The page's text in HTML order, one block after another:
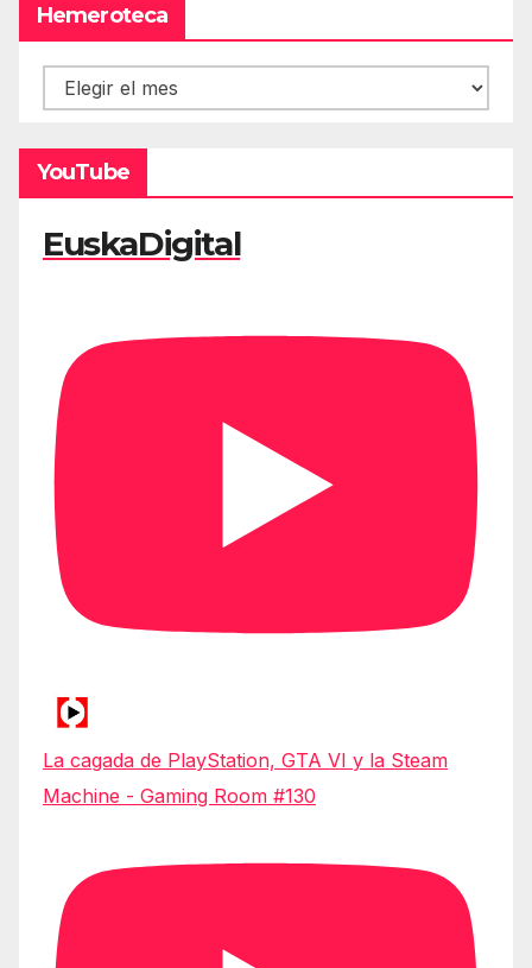
Hemeroteca
Hemeroteca
YouTube
EuskaDigital
La cagada de PlayStation, GTA VI y la Steam
Machine - Gaming Room #130